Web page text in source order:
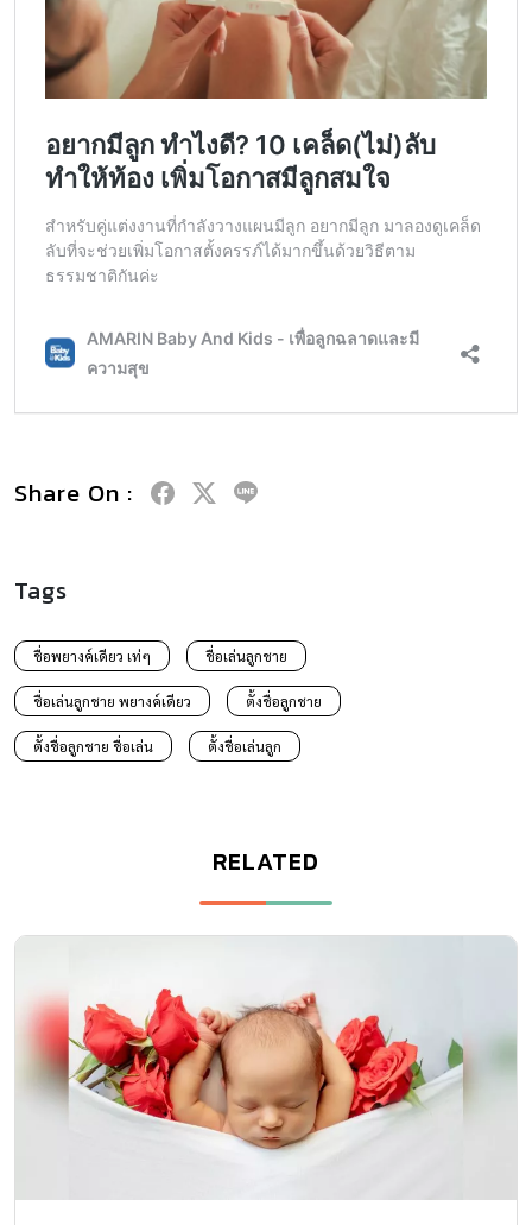
Share On :
Tags
ชื่อพยางค์เดียว เท่ๆ ชื่อเล่นลูกชาย
ชื่อเล่นลูกชาย พยางค์เดียว ตั้งชื่อลูกชาย
ตั้งชื่อลูกชาย ชื่อเล่น ตั้งชื่อเล่นลูก
RELATED